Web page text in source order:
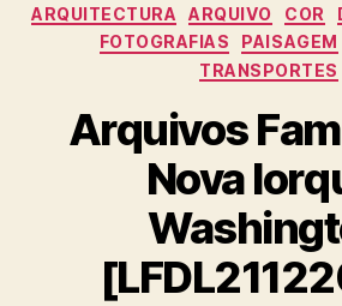
ARQUITECTURA
ARQUIVO COR
FOTOGRAFIAS
PAISAGEM
TRANSPORTES
Arquivos
Nova